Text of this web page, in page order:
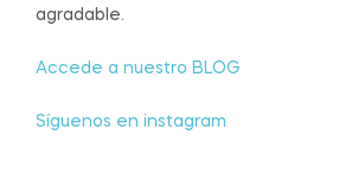
agradable.
Accede a nuestro BLOG
Síguenos en instagram